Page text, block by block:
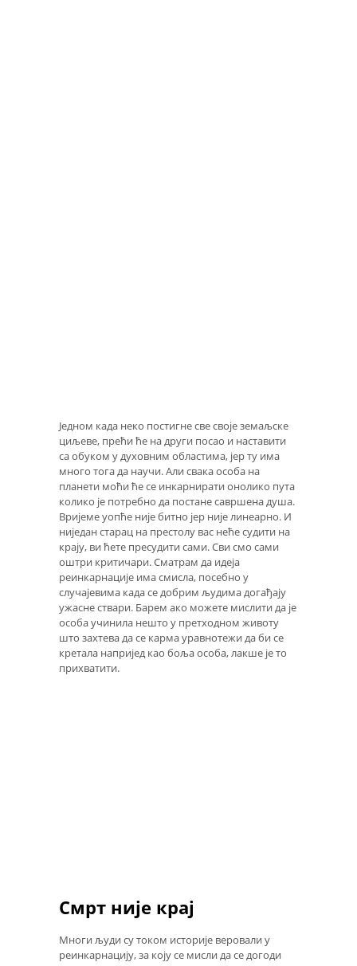
Једном када неко постигне све своје земаљске
циљеве, прећи ће на други посао и наставити
са обуком у духовним областима, јер ту има
много тога да научи. Али свака особа на
планети моћи ће се инкарнирати онолико пута
колико је потребно да постане савршена душа.
Вријеме уопће није битно јер није линеарно. И
ниједан старац на престолу вас неће судити на
крају, ви ћете пресудити сами. Сви смо сами
оштри критичари. Сматрам да идеја
реинкарнације има смисла, посебно у
случајевима када се добрим људима догађају
ужасне ствари. Барем ако можете мислити да је
особа учинила нешто у претходном животу
што захтева да се карма уравнотежи да би се
кретала напријед као боља особа, лакше је то
прихватити.
Смрт није крај
Многи људи су током историје веровали у
реинкарнацију, за коју се мисли да се догоди